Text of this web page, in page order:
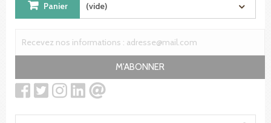
Panier (vide)
M'ABONNER